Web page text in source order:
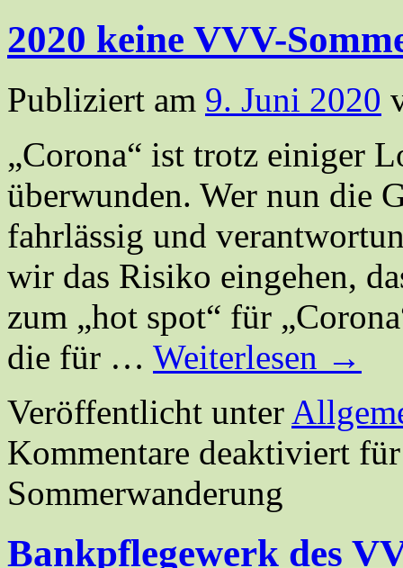
2020 keine VVV-
Publiziert am 9. Juni 2020
„Corona“ ist trotz einiger
überwunden. Wer nun die
fahrlässig und
wir das Risiko eingehen,
zum „hot spot“ für
die für … Weiterlesen →
Veröffentlicht unter
Kommentare deaktiviert
Sommerwanderung
Bankpflegewerk des